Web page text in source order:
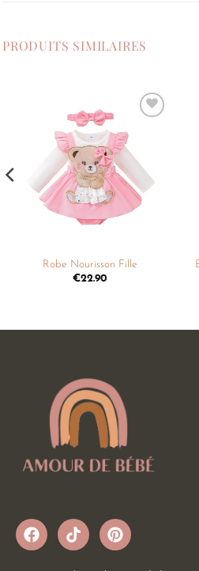
PRODUITS SIMILAIRES
souhaits
Robe Nourisson Fille
€22.90